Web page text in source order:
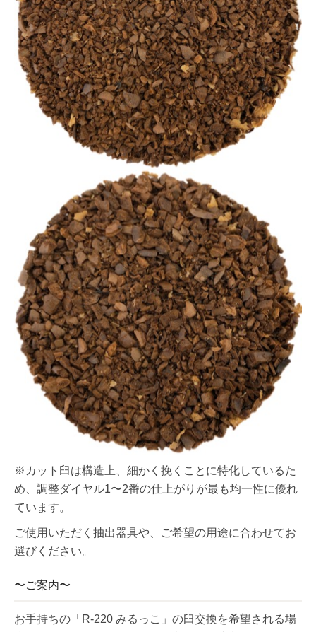
※カット臼は構造上、細かく挽くことに特化しているた
め、調整ダイヤル1〜2番の仕上がりが最も均一性に優れ
ています。
ご使用いただく抽出器具や、ご希望の用途に合わせてお
選びください。
〜ご案内〜
お手持ちの「R-220 みるっこ」の臼交換を希望される場